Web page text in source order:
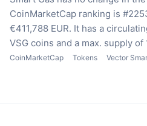
CoinMarketCap ranking is
€411,788 EUR. It has a
VSG coins and a max. supply of
CoinMarketCap Tokens Vector